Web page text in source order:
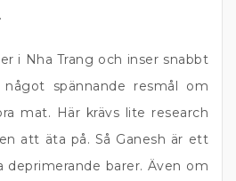
i Nha Trang och inser snabbt
spännande resmål om
mat. Här krävs lite research
att äta på. Så Ganesh är ett
deprimerande barer. Även om